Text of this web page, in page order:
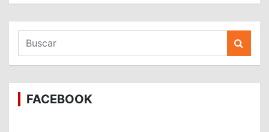
s
c
a
r
FACEBOOK